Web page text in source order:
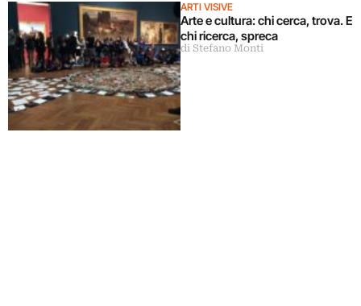
ARTI VISIVE
Arte e cultura: chi cerca, trova. E
chi ricerca, spreca
di Stefano Monti